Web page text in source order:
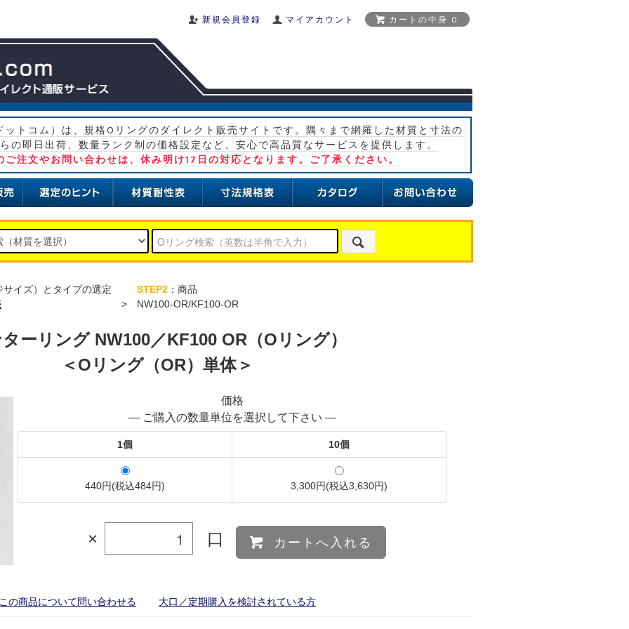
新規会員登録 マイアカウント カートの中身 0
トコム）は、規格Oリングのダイレクト販売サイトです。隅々まで網羅した材質と寸法の
の即日出荷、数量ランク制の価格設定など、安心で高品質なサービスを提供します。
注文やお問い合わせは、休み明け17日の対応となります。ご了承ください。
イズ）とタイプの選定
>
STEP2 ：商品
NW100-OR/KF100-OR
ーリング NW100／KF100 OR（Oリング）
＜Oリング（OR）単体＞
価格
― ご購入の数量単位を選択して下さい ―
1個 10個
440円(税込484円) 3,300円(税込3,630円)
× 口 カートへ入れる
の商品について問い合わせる 大口／定期購入を検討されている方